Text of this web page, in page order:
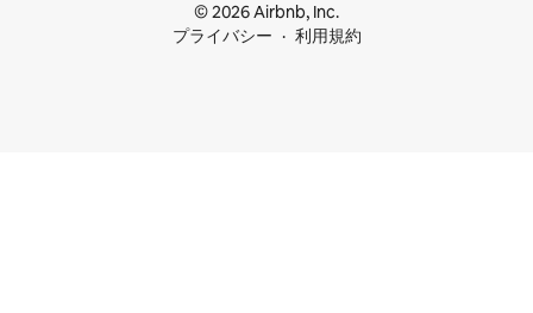
© 2026 Airbnb, Inc.
プライバシー
利用規約